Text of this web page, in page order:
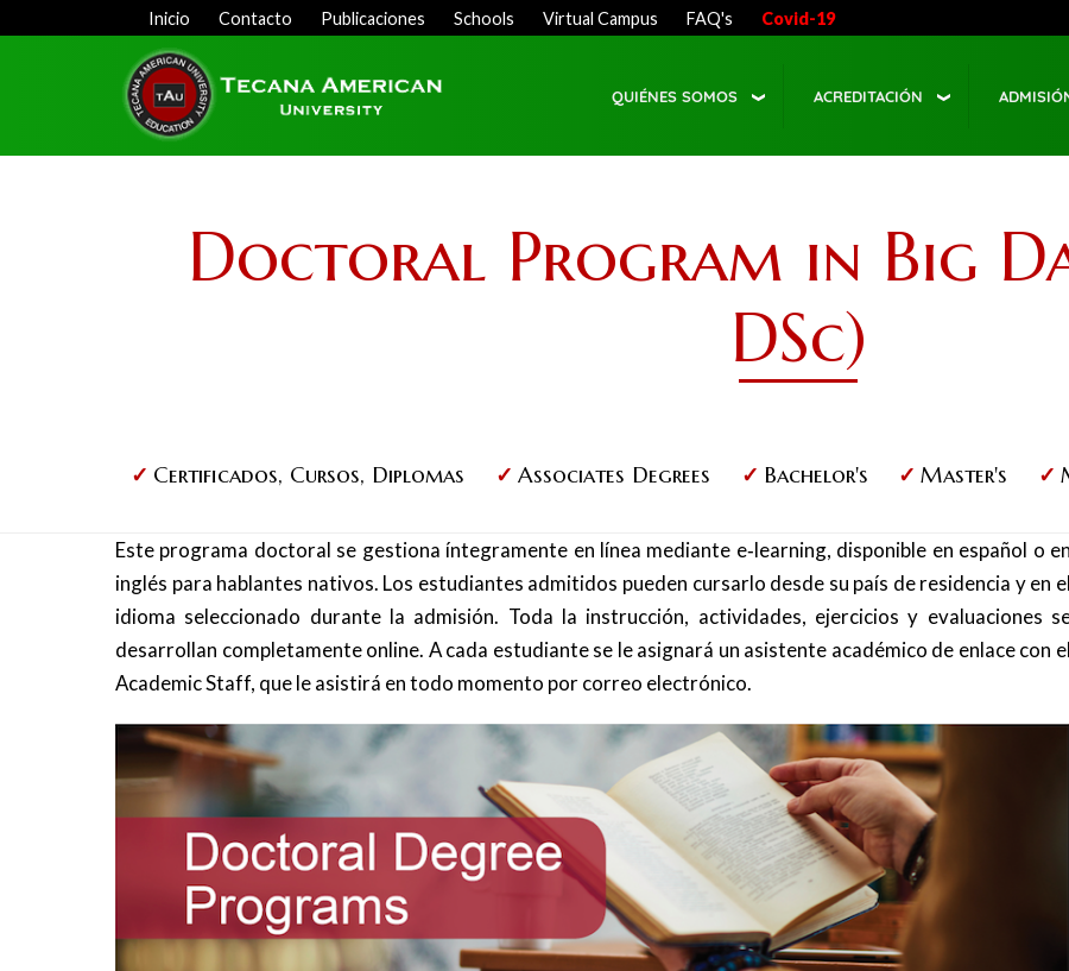
Menu
Top
Inicio Contacto Publicaciones Schools Virtual Campus FAQ's Covid-19
QUIÉNES SOMOS ACREDITACIÓN
Doctoral Program in Big
DSc)
Certificados, Cursos, Diplomas Associates Degrees Bachelor's Master's
Este programa doctoral se gestiona íntegramente en línea mediante e‑learning, disponible en español o en
inglés para hablantes nativos. Los estudiantes admitidos pueden cursarlo desde su país de residencia y en el
idioma seleccionado durante la admisión. Toda la instrucción, actividades, ejercicios y evaluaciones
desarrollan completamente online. A cada estudiante se le asignará un asistente académico de enlace con el
Academic Staff, que le asistirá en todo momento por correo electrónico.